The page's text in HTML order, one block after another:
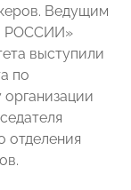
Ведущим
РОССИИ»
выступили
по
отделения